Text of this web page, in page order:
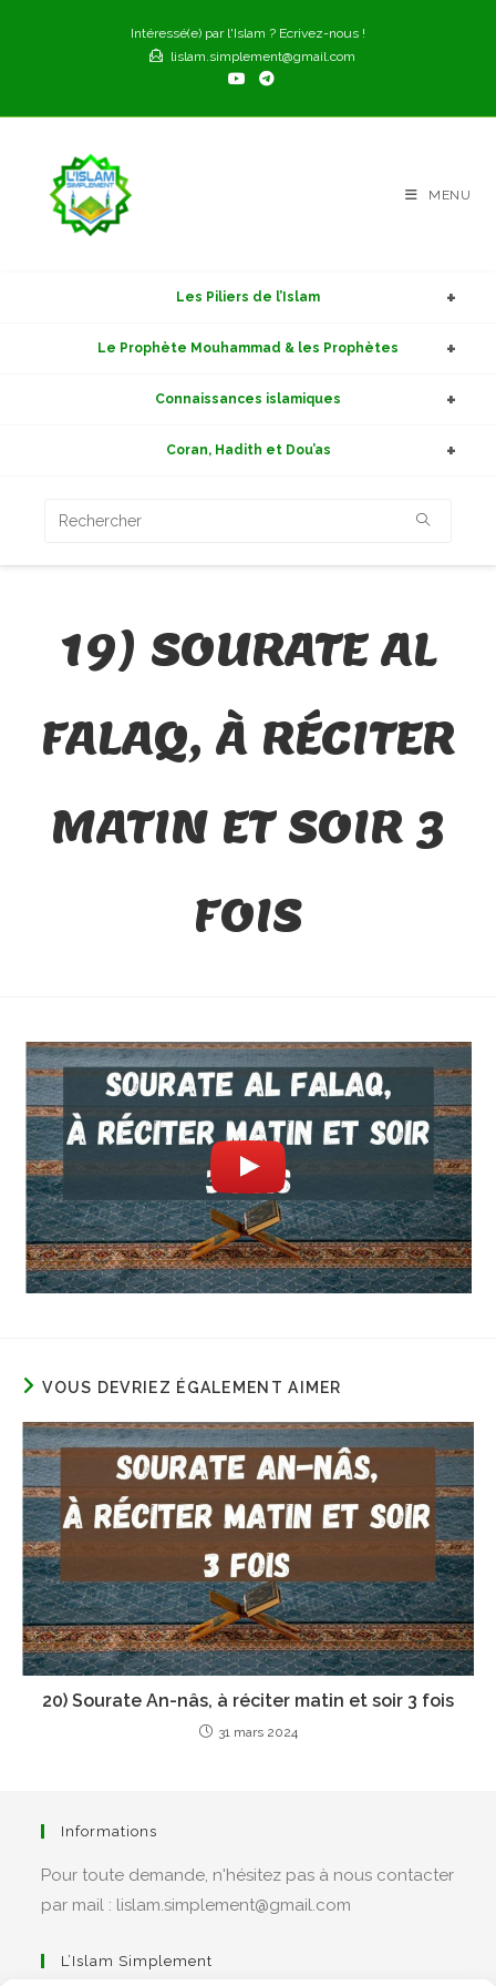
Intéressé(e) par l'Islam ? Ecrivez-nous !
lislam.simplement@gmail.com
MENU
Les Piliers de l’Islam
Le Prophète Mouhammad & les Prophètes
Connaissances islamiques
Coran, Hadith et Dou’as
19) SOURATE AL
FALAQ, À RÉCITER
MATIN ET SOIR 3
FOIS
VOUS DEVRIEZ ÉGALEMENT AIMER
20) Sourate An-nâs, à réciter matin et soir 3 fois
31 mars 2024
Informations
Pour toute demande, n'hésitez pas à nous contacter
par mail : lislam.simplement@gmail.com
L’Islam Simplement